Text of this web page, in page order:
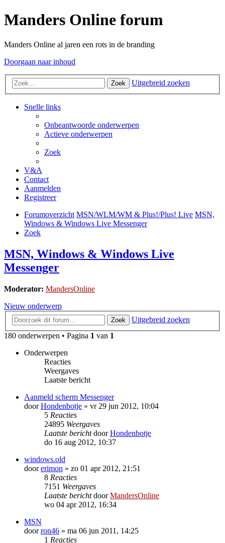
Manders Online forum
Manders Online al jaren een rots in de branding
Doorgaan naar inhoud
Zoek Uitgebreid zoeken
Snelle links
Onbeantwoorde onderwerpen
Actieve onderwerpen
Zoek
V&A
Contact
Aanmelden
Registreer
Forumoverzicht MSN/WLM/WM & Plus!/Plus! Live MSN,
Windows & Windows Live Messenger
Zoek
MSN, Windows & Windows Live
Messenger
Moderator: MandersOnline
Nieuw onderwerp
Zoek
Uitgebreid zoeken
180 onderwerpen • Pagina 1 van 1
Onderwerpen
Reacties
Weergaves
Laatste bericht
Aanmeld scherm Messenger
doorHondenbotje » vr 29 jun 2012, 10:04
5 Reacties
24895 Weergaves
Laatste berichtdoorHondenbotje
do 16 aug 2012, 10:37
windows.old
doorerimon » zo 01 apr 2012, 21:51
8 Reacties
7151 Weergaves
Laatste berichtdoorMandersOnline
wo 04 apr 2012, 16:34
MSN
doorron46 » ma 06 jun 2011, 14:25
1 Reacties